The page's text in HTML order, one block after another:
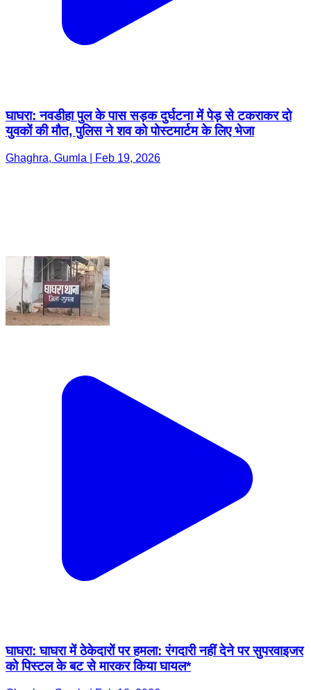
घाघरा: नवडीहा पुल के पास सड़क दुर्घटना में पेड़ से टकराकर दो
युवकों की मौत, पुलिस ने शव को पोस्टमार्टम के लिए भेजा
Ghaghra, Gumla | Feb 19, 2026
घाघरा: घाघरा में ठेकेदारों पर हमला: रंगदारी नहीं देने पर सुपरवाइजर
को पिस्टल के बट से मारकर किया घायल*